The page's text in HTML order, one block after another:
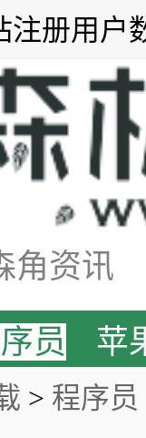
注册用户
角资讯
员 苹
> 程序员